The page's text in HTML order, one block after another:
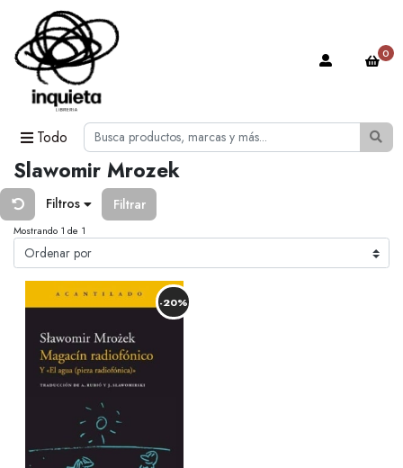
Todo
0
Slawomir Mrozek
Filtros Filtrar
Mostrando 1 de 1
-20%